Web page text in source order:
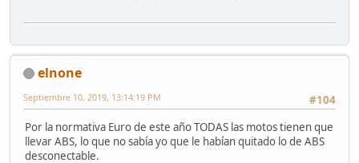
elnone
#104
Septiembre 10, 2019, 13:14:19 PM
Por la normativa Euro de este año TODAS las motos tienen que
llevar ABS, lo que no sabía yo que le habían quitado lo de ABS
desconectable.